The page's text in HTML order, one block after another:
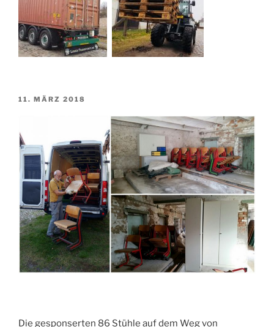
VERÖFFENTLICHT
11. MÄRZ 2018
Die gesponserten 86 Stühle auf dem Weg von